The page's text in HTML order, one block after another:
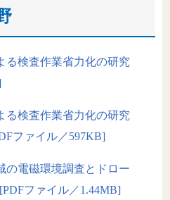
る検査作業省力化の研究
る検査作業省力化の研究
ファイル／597KB]
の電磁環境調査とドロー
ファイル／1.44MB]